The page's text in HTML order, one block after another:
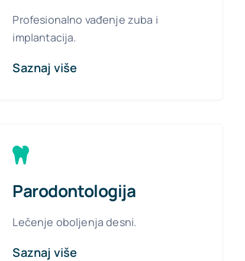
Profesionalno vađenje zuba i
implantacija.
Saznaj više
Parodontologija
Lečenje oboljenja desni.
Saznaj više